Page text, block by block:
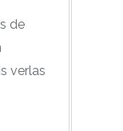
de
verlas